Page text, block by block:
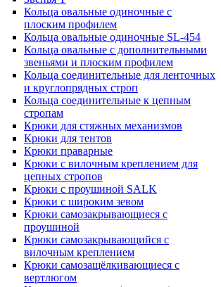
Кольца овальные одиночные c
плоским профилем
Кольца овальные одиночные SL-454
Кольца овальные с дополнительными
звеньями и плоским профилем
Кольца соединительные для ленточных
и круглопрядных строп
Кольца соединительные к цепным
стропам
Крюки для стяжных механизмов
Крюки для тентов
Крюки праварные
Крюки с вилочным креплением для
цепных стропов
Крюки с проушиной SALK
Крюки с широким зевом
Крюки самозакрывающиеся с
проушиной
Крюки самозакрывающийся с
вилочным креплением
Крюки самозащёлкивающиеся с
вертлюгом